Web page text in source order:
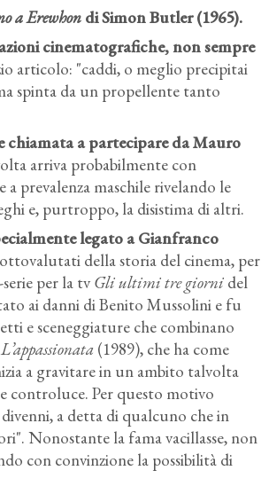
a Erewhondi Simon Butler (1965).
cinematografiche, non sempre
articolo: "caddi, o meglio precipitai
spinta da un propellente tanto
chiamata a partecipare da Mauro
arriva probabilmente con
prevalenza maschile rivelando le
e, purtroppo, la disistima di altri.
legato a Gianfranco
della storia del cinema, per
per la tvGli ultimi tre giorni del
ai danni di Benito Mussolini e fu
e sceneggiature che combinano
L’appassionata (1989), che ha come
a gravitare in un ambito talvolta
controluce. Per questo motivo
a detta di qualcuno che in
Nonostante la fama vacillasse, non
con convinzione la possibilità di